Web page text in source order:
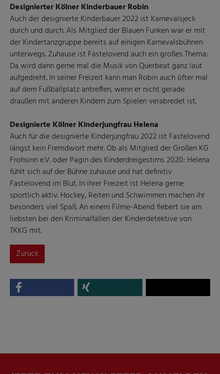
Designierter Kölner Kinderbauer Robin
Auch der designierte Kinderbauer 2022 ist Karnevalsjeck
durch und durch. Als Mitglied der Blauen Funken war er mit
der Kindertanzgruppe bereits auf einigen Karnevalsbühnen
unterwegs. Zuhause ist Fastelovend auch ein großes Thema:
Da wird dann gerne mal die Musik von Querbeat ganz laut
aufgedreht. In seiner Freizeit kann man Robin auch öfter mal
auf dem Fußballplatz antreffen, wenn er nicht gerade
draußen mit anderen Kindern zum Spielen verabredet ist.
Designierte Kölner Kinderjungfrau Helena
Auch für die designierte Kinderjungfrau 2022 ist Fastelovend
längst kein Fremdwort mehr. Ob als Mitglied der Großen KG
Frohsinn e.V. oder Pagin des Kinderdreigestirns 2020: Helena
fühlt sich auf der Bühne zuhause und hat definitiv
Fastelovend im Blut. In ihrer Freizeit ist Helena gerne
sportlich aktiv. Hockey, Reiten und Schwimmen machen ihr
besonders viel Spaß. An einem Filme-Abend fiebert sie am
liebsten bei den Kriminalfällen der Kinderdetektive von
TKKG mit.
Zurück